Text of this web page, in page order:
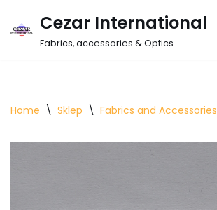
Skip
Cezar International
Fabrics, accessories & Optics
Home \ Sklep \ Fabrics and Accessories